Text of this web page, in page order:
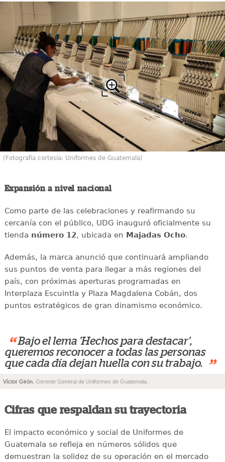
(Fotografía cortesía: Uniformes de Guatemala)
Expansión a nivel nacional
Como parte de las celebraciones y reafirmando su
cercanía con el público, UDG inauguró oficialmente su
tienda número 12, ubicada en Majadas Ocho.
Además, la marca anunció que continuará ampliando
sus puntos de venta para llegar a más regiones del
país, con próximas aperturas programadas en
Interplaza Escuintla y Plaza Magdalena Cobán, dos
puntos estratégicos de gran dinamismo económico.
“ Bajo el lema 'Hechos para destacar',
queremos reconocer a todas las personas
que cada día dejan huella con su trabajo.
”
Víctor Girón , Gerente General de Uniformes de Guatemala.
Cifras que respaldan su trayectoria
El impacto económico y social de Uniformes de
Guatemala se refleja en números sólidos que
demuestran la solidez de su operación en el mercado